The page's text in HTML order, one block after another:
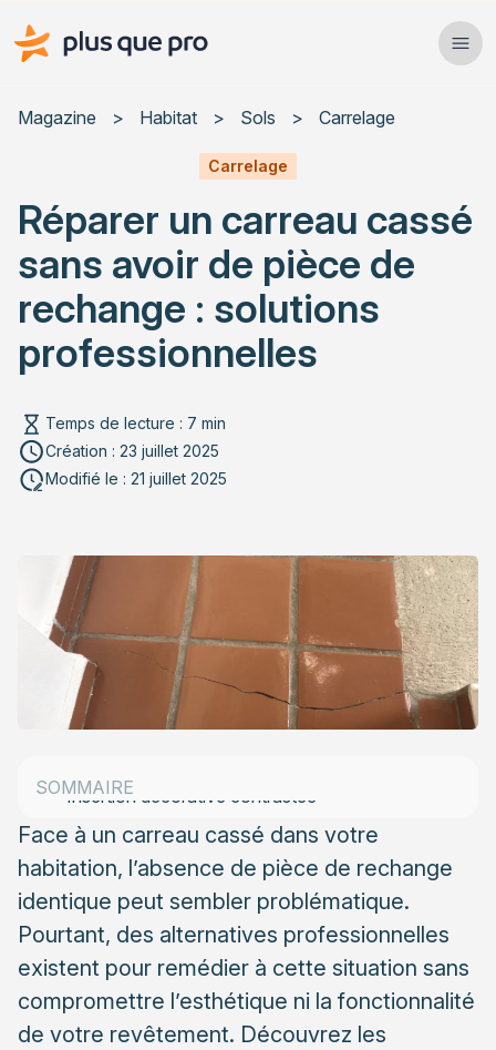
Plus que pro Mag'
Services
Actualités
Magazine > Habitat > Sols > Carrelage
Carrelage
Réparer un carreau cassé
sans avoir de pièce de
rechange : solutions
professionnelles
Temps de lecture : 7 min
Création : 23 juillet 2025
Modifié le : 21 juillet 2025
Face à un carreau cassé dans votre
habitation, l’absence de pièce de rechange
identique peut sembler problématique.
Pourtant, des alternatives professionnelles
existent pour remédier à cette situation sans
compromettre l’esthétique ni la fonctionnalité
de votre revêtement. Découvrez les
SOMMAIRE
Déterminer le type de dommage
Évaluer la disponibilité de carreaux similaires
Solutions de réparation sans remplacement complet
Réparation par résine époxy colorée
Technique du carreau composite
Insertion décorative contrastée
Mosaïque de remplacement
Quand faire appel à un professionnel ?
Technique et outillage spécialisé
Garantie de résultat et pérennité
Prévenir les dommages futurs
Renforcement des zones fragiles